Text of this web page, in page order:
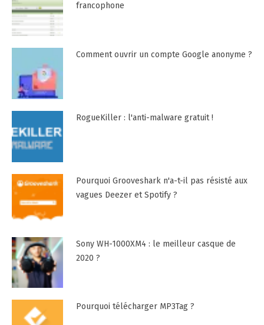
francophone
Comment ouvrir un compte Google anonyme ?
RogueKiller : l'anti-malware gratuit !
Pourquoi Grooveshark n'a-t-il pas résisté aux
vagues Deezer et Spotify ?
Sony WH-1000XM4 : le meilleur casque de
2020 ?
Pourquoi télécharger MP3Tag ?